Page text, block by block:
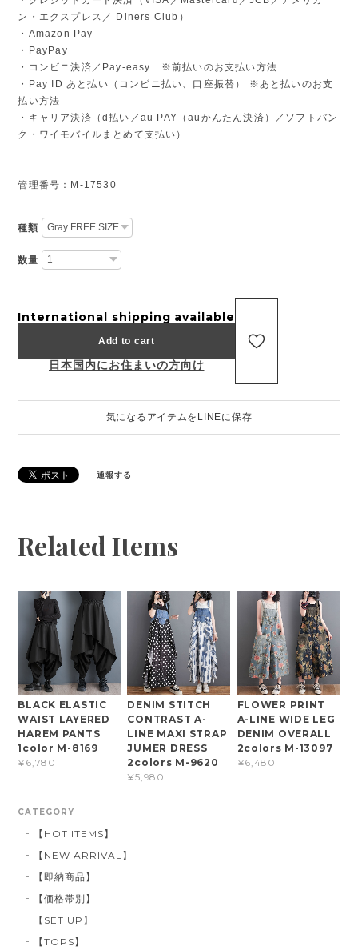
ン・エクスプレス／ Diners Club）
・Amazon Pay
・PayPay
・コンビニ決済／Pay-easy ※前払いのお支払い方法
・Pay ID あと払い（コンビニ払い、口座振替） ※あと払いのお支
払い方法
・キャリア決済（d払い／au PAY（auかんたん決済）／ソフトバン
ク・ワイモバイルまとめて支払い）
管理番号：M-17530
種類
数量
International shipping available
Add to cart
日本国内にお住まいの方向け
気になるアイテムをLINEに保存
通報する
Related Items
BLACK ELASTIC
WAIST LAYERED
HAREM PANTS
1color M-8169
¥6,780
DENIM STITCH
CONTRAST A-
LINE MAXI STRAP
JUMER DRESS
2colors M-9620
¥5,980
FLOWER PRINT
A-LINE WIDE LEG
DENIM OVERALL
2colors M-13097
¥6,480
CATEGORY
【HOT ITEMS】
【NEW ARRIVAL】
【即納商品】
【価格帯別】
【SET UP】
【TOPS】